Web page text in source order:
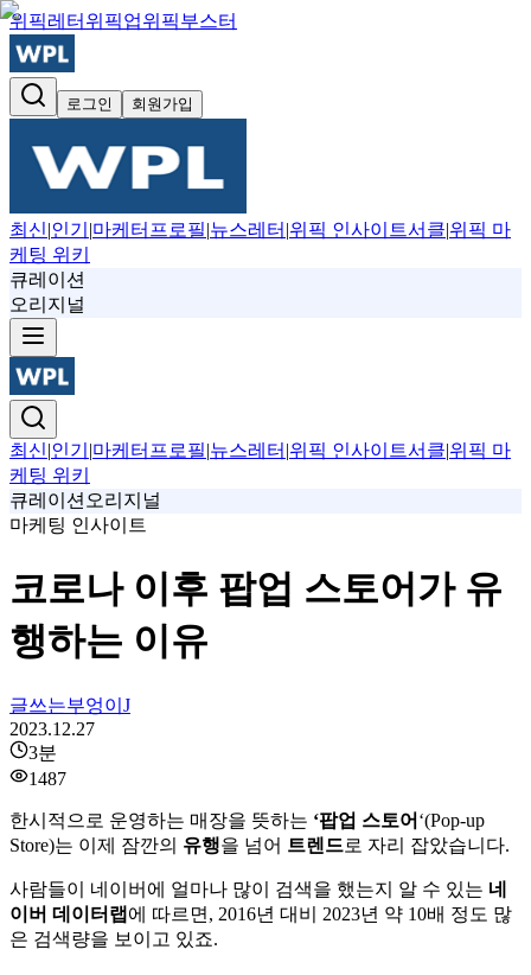
위픽레터 위픽업위픽부스터
로그인 회원가입
최신|인기 |마케터프로필|뉴스레터 |위픽 인사이트서클|위픽 마
케팅 위키
큐레이션
오리지널
최신|인기 |마케터프로필|뉴스레터 |위픽 인사이트서클|위픽 마
케팅 위키
큐레이션 오리지널
마케팅 인사이트
코로나 이후 팝업 스토어가 유
행하는 이유
글쓰는부엉이J
2023.12.27
3분
1487
한시적으로 운영하는 매장을 뜻하는 ‘팝업 스토어 ‘(Pop-up
Store)는 이제 잠깐의 유행을 넘어 트렌드로 자리 잡았습니다.
사람들이 네이버에 얼마나 많이 검색을 했는지 알 수 있는 네
이버 데이터랩 에 따르면, 2016년 대비 2023년 약 10배 정도 많
은 검색량을 보이고 있죠.